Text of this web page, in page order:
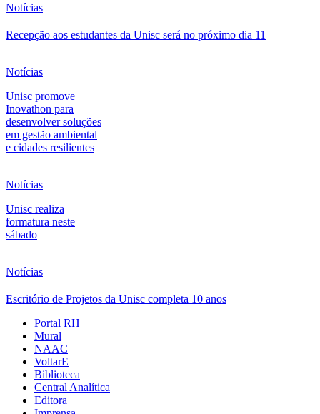
Notícias
Recepção aos estudantes da Unisc será no próximo dia 11
Notícias
Unisc promove
Inovathon para
desenvolver soluções
em gestão ambiental
e cidades resilientes
Notícias
Unisc realiza
formatura neste
sábado
Notícias
Escritório de Projetos da Unisc completa 10 anos
Portal RH
Mural
NAAC
VoltarE
Biblioteca
Central Analítica
Editora